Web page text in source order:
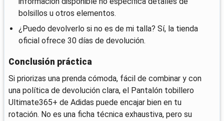
bolsillos u otros elementos.
¿Puedo devolverlo si no es de mi talla? Sí, la tienda
oficial ofrece 30 días de devolución.
Conclusión práctica
Si priorizas una prenda cómoda, fácil de combinar y con
una política de devolución clara, el Pantalón tobillero
Ultimate365+ de Adidas puede encajar bien en tu
rotación. No es una ficha técnica exhaustiva, pero su